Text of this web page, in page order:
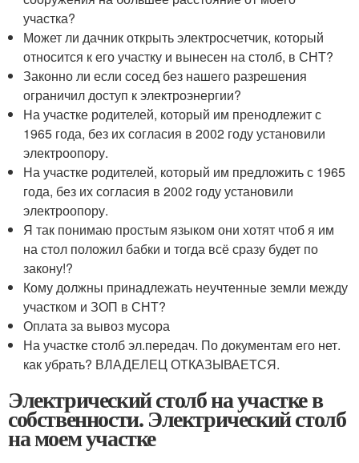
участка?
Может ли дачник открыть электросчетчик, который
относится к его участку и вынесен на столб, в СНТ?
Законно ли если сосед без нашего разрешения
ограничил доступ к электроэнергии?
На участке родителей, который им пренодлежит с
1965 года, без их согласия в 2002 году установили
электроопору.
На участке родителей, который им предложить с 1965
года, без их согласия в 2002 году установили
электроопору.
Я так понимаю простым языком они хотят чтоб я им
на стол положил бабки и тогда всё сразу будет по
закону!?
Кому должны принадлежать неучтенные земли между
участком и ЗОП в СНТ?
Оплата за вывоз мусора
На участке столб эл.передач. По документам его нет.
как убрать? ВЛАДЕЛЕЦ ОТКАЗЫВАЕТСЯ.
Электрический столб на участке в
собственности. Электрический столб
на моем участке